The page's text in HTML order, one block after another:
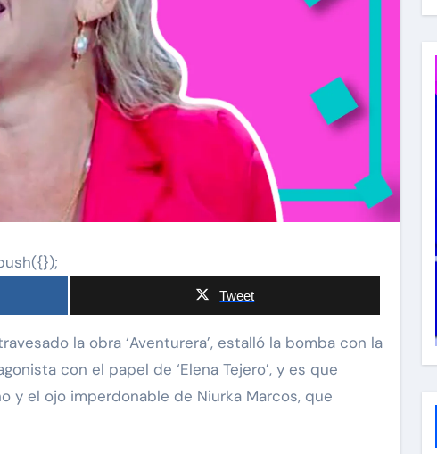
Tweet
con el papel de ‘Elena Tejero’, y es que
y el ojo imperdonable de Niurka Marcos, que